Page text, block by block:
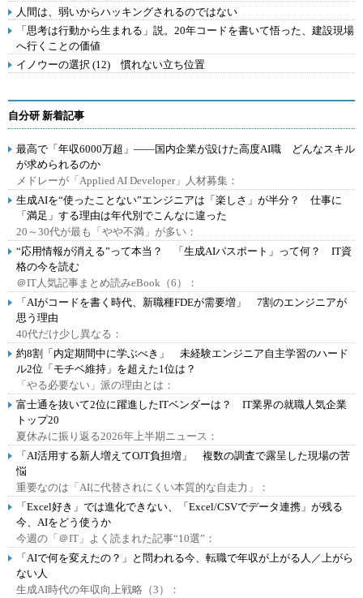
人間は、弱いからハッキングされるのではない
「思考は行動から生まれる」説。20年コードを書いて悟った、建設現場
へ行くことの価値
イノウーの選択 (12) 慣れない立ち位置
自分研 新着記事
最高で「年収6000万超」――国内企業が設けた高度AI職 どんなスキル
が求められるのか
メドレーが「Applied AI Developer」人材募集：
生成AIを“使ったことない”エンジニアは「楽しさ」が半分？ 仕事に
「満足」する理由は年代別でこんなに違った
20～30代が最も「やや不満」が多い：
“応用情報が消える”って本当？ 「生成AIパスポート」って何？ IT資
格の今を読む
＠IT人気記事まとめ読みeBook（6）：
「AIがコードを書く時代、新職種FDEが需要増」 7割のエンジニアが
思う理由
40代だけ少し異なる：
約8割「内定期間中に学ぶべき」 未経験エンジニア自主学習のハード
ル2位「モチベ維持」を超えた1位は？
「やる必要ない」派の理由とは：
富士通を抜いて2位に躍進したITベンダーは？ IT業界の就職人気企業
トップ20
夏休みに振り返る2026年上半期ニュース：
「AI活用する新人増えてOJT負担増」 複数の調査で露呈した現場の苦
悩
重要なのは「AIに代替されにくい本質的な自走力」：
「Excel好き」では進化できない、「Excel/CSVでデータ連携」が残る
今、AIをどう使うか
今週の「＠IT」よく読まれた記事“10選”：
「AIで何を変えたの？」と問われる今、転職で年収が上がる人／上がら
ない人
生成AI時代の年収向上戦略（3）：